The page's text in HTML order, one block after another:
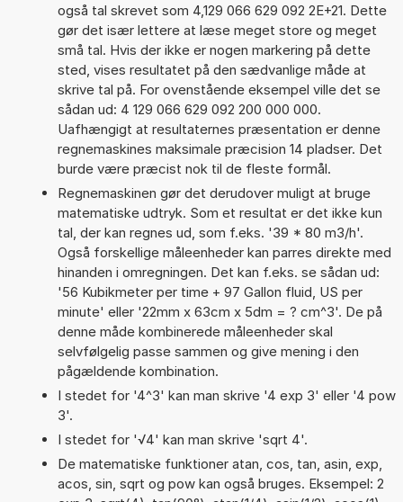
også tal skrevet som 4,129 066 629 092 2E+21. Dette
gør det især lettere at læse meget store og meget
små tal. Hvis der ikke er nogen markering på dette
sted, vises resultatet på den sædvanlige måde at
skrive tal på. For ovenstående eksempel ville det se
sådan ud: 4 129 066 629 092 200 000 000.
Uafhængigt at resultaternes præsentation er denne
regnemaskines maksimale præcision 14 pladser. Det
burde være præcist nok til de fleste formål.
Regnemaskinen gør det derudover muligt at bruge
matematiske udtryk. Som et resultat er det ikke kun
tal, der kan regnes ud, som f.eks. '39 * 80 m3/h'.
Også forskellige måleenheder kan parres direkte med
hinanden i omregningen. Det kan f.eks. se sådan ud:
'56 Kubikmeter per time + 97 Gallon fluid, US per
minute' eller '22mm x 63cm x 5dm = ? cm^3'. De på
denne måde kombinerede måleenheder skal
selvfølgelig passe sammen og give mening i den
pågældende kombination.
I stedet for '4^3' kan man skrive '4 exp 3' eller '4 pow
3'.
I stedet for '√4' kan man skrive 'sqrt 4'.
De matematiske funktioner atan, cos, tan, asin, exp,
acos, sin, sqrt og pow kan også bruges. Eksempel: 2